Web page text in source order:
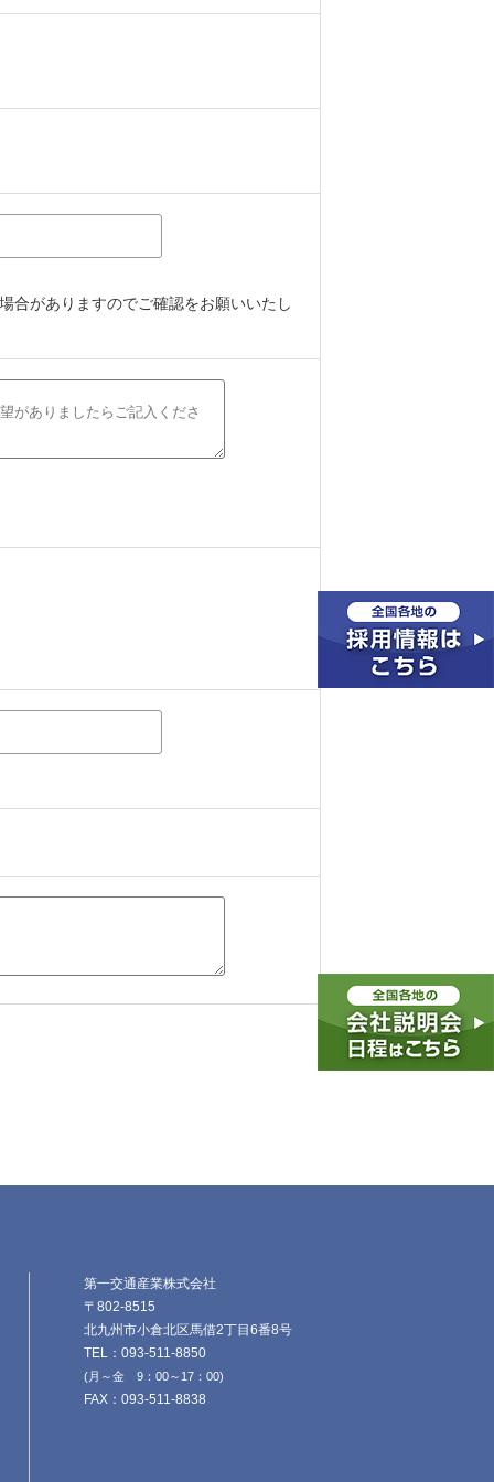
合がありますのでご確認をお願いいたし
第一交通産業株式会社
〒802-8515
北九州市小倉北区馬借2丁目6番8号
TEL：093-511-8850
(月～金 9：00～17：00)
FAX：093-511-8838